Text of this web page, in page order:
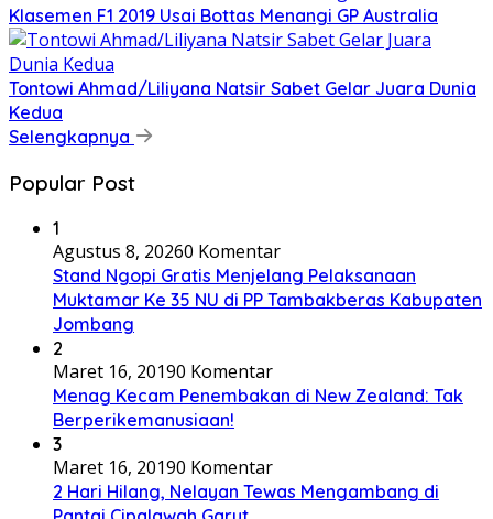
Klasemen F1 2019 Usai Bottas Menangi GP Australia
Tontowi Ahmad/Liliyana Natsir Sabet Gelar Juara Dunia
Kedua
Selengkapnya
Popular Post
1
Agustus 8, 20260 Komentar
Stand Ngopi Gratis Menjelang Pelaksanaan
Muktamar Ke 35 NU di PP Tambakberas Kabupaten
Jombang
2
Maret 16, 20190 Komentar
Menag Kecam Penembakan di New Zealand: Tak
Berperikemanusiaan!
3
Maret 16, 20190 Komentar
2 Hari Hilang, Nelayan Tewas Mengambang di